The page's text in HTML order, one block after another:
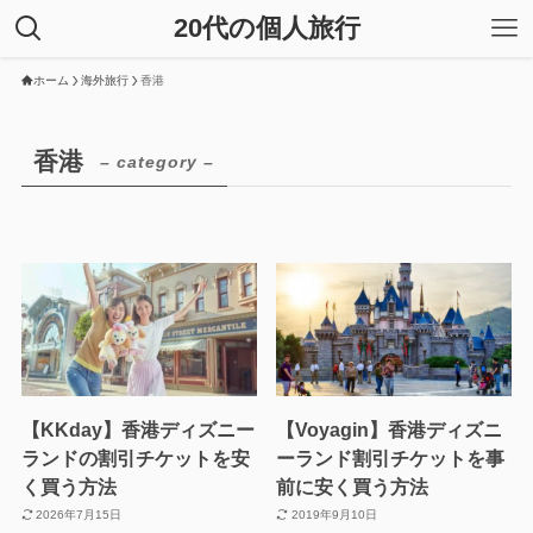
20代の個人旅行
ホーム 海外旅行 香港
香港 – category –
【KKday】香港ディズニー
ランドの割引チケットを安
く買う方法
2026年7月15日
【Voyagin】香港ディズニ
ーランド割引チケットを事
前に安く買う方法
2019年9月10日